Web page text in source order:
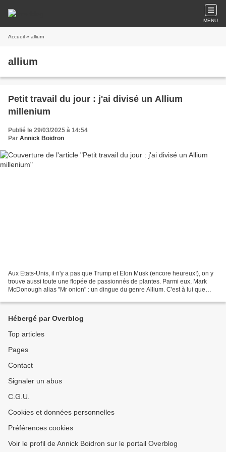
MENU
Accueil » allium
allium
Petit travail du jour : j'ai divisé un Allium
millenium
Publié le 29/03/2025 à 14:54
Par Annick Boidron
Aux Etats-Unis, il n'y a pas que Trump et Elon Musk (encore heureux!), on y
trouve aussi toute une flopée de passionnés de plantes. Parmi eux, Mark
McDonough alias "Mr onion" : un dingue du genre Allium. C'est à lui que
Hébergé par Overblog
Top articles
Pages
Contact
Signaler un abus
C.G.U.
Cookies et données personnelles
Préférences cookies
Voir le profil de Annick Boidron sur le portail Overblog